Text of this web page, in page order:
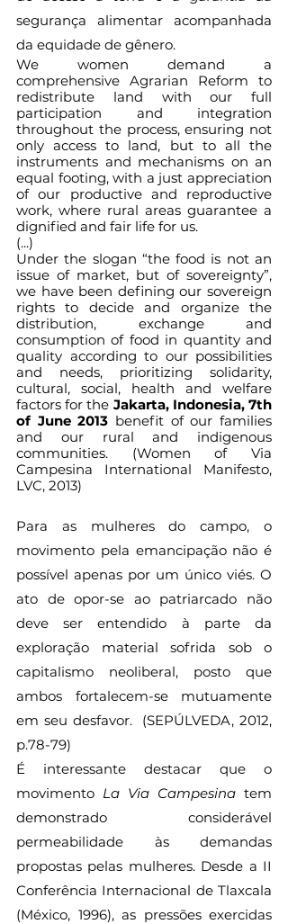
segurança alimentar acompanhada
da equidade de gênero.
We women demand a
comprehensive Agrarian Reform to
redistribute land with our full
participation and integration
throughout the process, ensuring not
only access to land, but to all the
instruments and mechanisms on an
equal footing, with a just appreciation
of our productive and reproductive
work, where rural areas guarantee a
dignified and fair life for us.
(...)
Under the slogan “the food is not an
issue of market, but of sovereignty”,
we have been defining our sovereign
rights to decide and organize the
distribution, exchange and
consumption of food in quantity and
quality according to our possibilities
and needs, prioritizing solidarity,
cultural, social, health and welfare
factors for the Jakarta, Indonesia, 7th
of June 2013 benefit of our families
and our rural and indigenous
communities. (Women of Via
Campesina International Manifesto,
LVC, 2013)
Para as mulheres do campo, o
movimento pela emancipação não é
possível apenas por um único viés. O
ato de opor-se ao patriarcado não
deve ser entendido à parte da
exploração material sofrida sob o
capitalismo neoliberal, posto que
ambos fortalecem-se mutuamente
em seu desfavor.  (SEPÚLVEDA, 2012,
p.78-79)
É interessante destacar que o
movimento La Via Campesina tem
demonstrado considerável
permeabilidade às demandas
propostas pelas mulheres. Desde a II
Conferência Internacional de Tlaxcala
(México, 1996), as pressões exercidas